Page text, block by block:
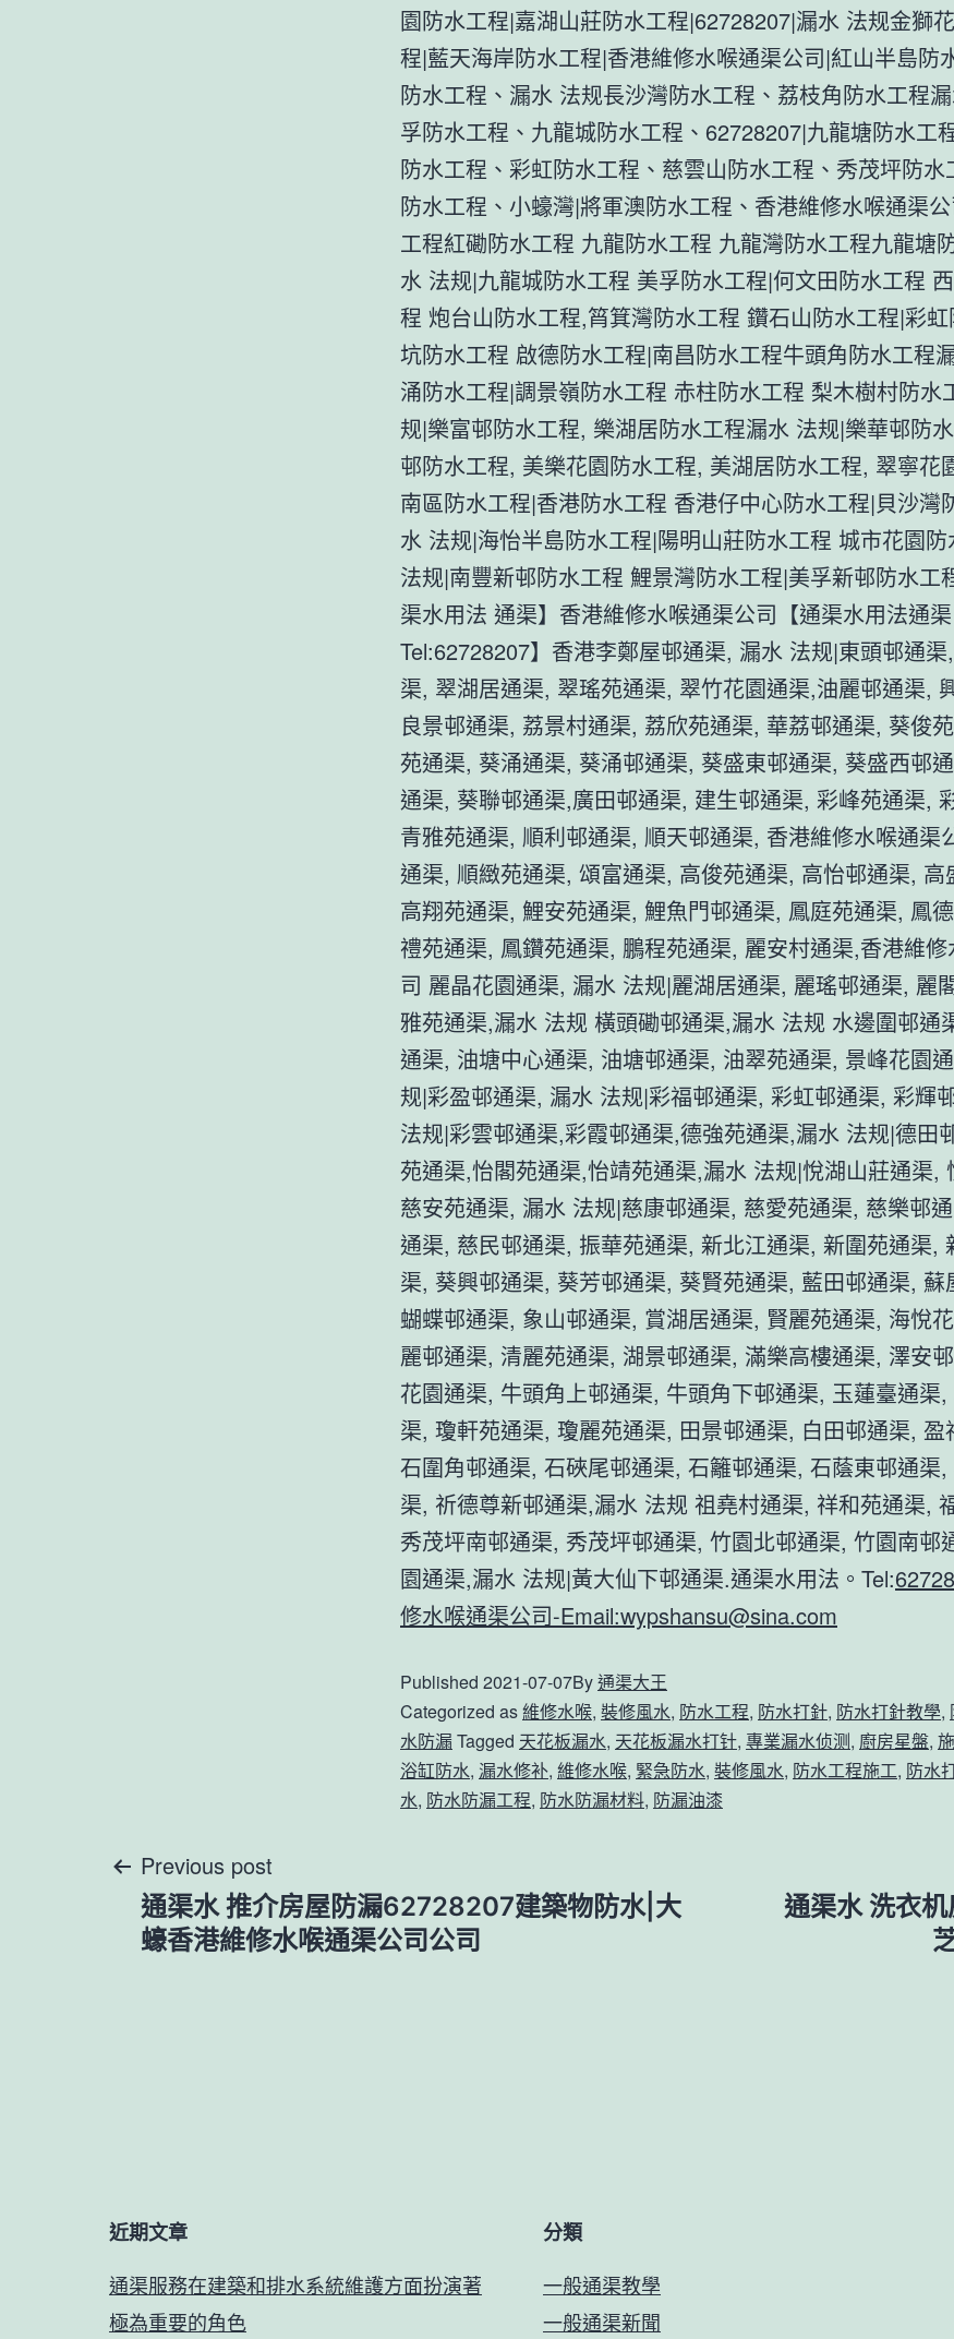
園防水工程|嘉湖山莊防水工程|62728207|漏水 法规金獅
程|藍天海岸防水工程|香港維修水喉通渠公司|紅山半島防
防水工程、漏水 法规長沙灣防水工程、荔枝角防水工程
孚防水工程、九龍城防水工程、62728207|九龍塘防水工
防水工程、彩虹防水工程、慈雲山防水工程、秀茂坪防水
防水工程、小蠔灣|將軍澳防水工程、香港維修水喉通渠
工程紅磡防水工程 九龍防水工程 九龍灣防水工程九龍塘
水 法规|九龍城防水工程 美孚防水工程|何文田防水工程
程 炮台山防水工程,筲箕灣防水工程 鑽石山防水工程|彩
坑防水工程 啟德防水工程|南昌防水工程牛頭角防水工程
涌防水工程|調景嶺防水工程 赤柱防水工程 梨木樹村防水
规|樂富邨防水工程, 樂湖居防水工程漏水 法规|樂華邨防
邨防水工程, 美樂花園防水工程, 美湖居防水工程, 翠寧花
南區防水工程|香港防水工程 香港仔中心防水工程|貝沙灣
水 法规|海怡半島防水工程|陽明山莊防水工程 城市花園
法规|南豐新邨防水工程 鯉景灣防水工程|美孚新邨防水工
渠水用法 通渠】香港維修水喉通渠公司【通渠水用法通渠
Tel:62728207】香港李鄭屋邨通渠, 漏水 法规|東頭邨通
渠, 翠湖居通渠, 翠瑤苑通渠, 翠竹花園通渠,油麗邨通渠,
良景邨通渠, 荔景村通渠, 荔欣苑通渠, 華荔邨通渠, 葵俊
苑通渠, 葵涌通渠, 葵涌邨通渠, 葵盛東邨通渠, 葵盛西邨
通渠, 葵聯邨通渠,廣田邨通渠, 建生邨通渠, 彩峰苑通渠,
青雅苑通渠, 順利邨通渠, 順天邨通渠, 香港維修水喉通渠
通渠, 順緻苑通渠, 頌富通渠, 高俊苑通渠, 高怡邨通渠, 高
高翔苑通渠, 鯉安苑通渠, 鯉魚門邨通渠, 鳳庭苑通渠, 鳳
禮苑通渠, 鳳鑽苑通渠, 鵬程苑通渠, 麗安村通渠,香港維
司 麗晶花園通渠, 漏水 法规|麗湖居通渠, 麗瑤邨通渠, 麗
雅苑通渠,漏水 法规 橫頭磡邨通渠,漏水 法规 水邊圍邨通
通渠, 油塘中心通渠, 油塘邨通渠, 油翠苑通渠, 景峰花園
规|彩盈邨通渠, 漏水 法规|彩福邨通渠, 彩虹邨通渠, 彩輝
法规|彩雲邨通渠,彩霞邨通渠,德強苑通渠,漏水 法规|德田
苑通渠,怡閣苑通渠,怡靖苑通渠,漏水 法规|悅湖山莊通渠,
慈安苑通渠, 漏水 法规|慈康邨通渠, 慈愛苑通渠, 慈樂邨
通渠, 慈民邨通渠, 振華苑通渠, 新北江通渠, 新圍苑通渠,
渠, 葵興邨通渠, 葵芳邨通渠, 葵賢苑通渠, 藍田邨通渠, 蘇
蝴蝶邨通渠, 象山邨通渠, 賞湖居通渠, 賢麗苑通渠, 海悅
麗邨通渠, 清麗苑通渠, 湖景邨通渠, 滿樂高樓通渠, 澤安
花園通渠, 牛頭角上邨通渠, 牛頭角下邨通渠, 玉蓮臺通渠
渠, 瓊軒苑通渠, 瓊麗苑通渠, 田景邨通渠, 白田邨通渠, 盈
石圍角邨通渠, 石硤尾邨通渠, 石籬邨通渠, 石蔭東邨通渠
渠, 祈德尊新邨通渠,漏水 法规 祖堯村通渠, 祥和苑通渠,
秀茂坪南邨通渠, 秀茂坪邨通渠, 竹園北邨通渠, 竹園南邨
園通渠,漏水 法规|黃大仙下邨通渠.通渠水用法。Tel:
修水喉通渠公司-Email:wypshansu@sina.com
Published 2021-07-07By通渠大王
Categorized as維修水喉, 裝修風水, 防水工程, 防水打針, 防水打針教學,
水防漏 Tagged 天花板漏水, 天花板漏水打针, 專業漏水侦测, 廚房星盤,
浴缸防水, 漏水修补, 維修水喉, 緊急防水, 裝修風水, 防水工程施工, 防水
水, 防水防漏工程, 防水防漏材料, 防漏油漆
文
章
Previous post
通渠水 推介房屋防漏62728207建築物防水|大
蠔香港維修水喉通渠公司公司
通渠水 洗衣
近期文章
通渠服務在建築和排水系統維護方面扮演著
極為重要的角色
分類
一般通渠教學
一般通渠新聞